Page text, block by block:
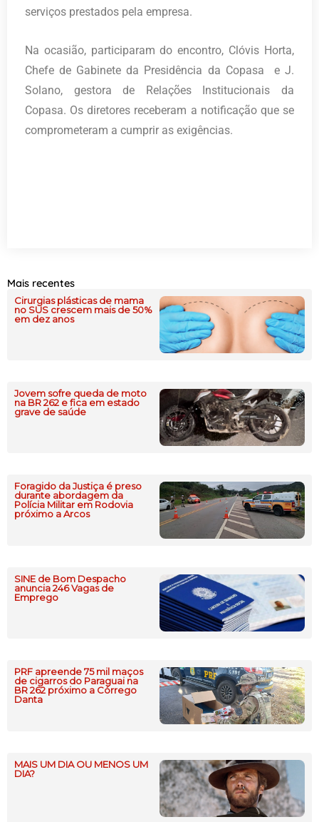
serviços prestados pela empresa.
Na ocasião, participaram do encontro, Clóvis Horta,
Chefe de Gabinete da Presidência da Copasa e J.
Solano, gestora de Relações Institucionais da
Copasa. Os diretores receberam a notificação que se
comprometeram a cumprir as exigências.
Mais recentes
Cirurgias plásticas de mama
no SUS crescem mais de 50%
em dez anos
Jovem sofre queda de moto
na BR 262 e fica em estado
grave de saúde
Foragido da Justiça é preso
durante abordagem da
Polícia Militar em Rodovia
próximo a Arcos
SINE de Bom Despacho
anuncia 246 Vagas de
Emprego
PRF apreende 75 mil maços
de cigarros do Paraguai na
BR 262 próximo a Córrego
Danta
MAIS UM DIA OU MENOS UM
DIA?